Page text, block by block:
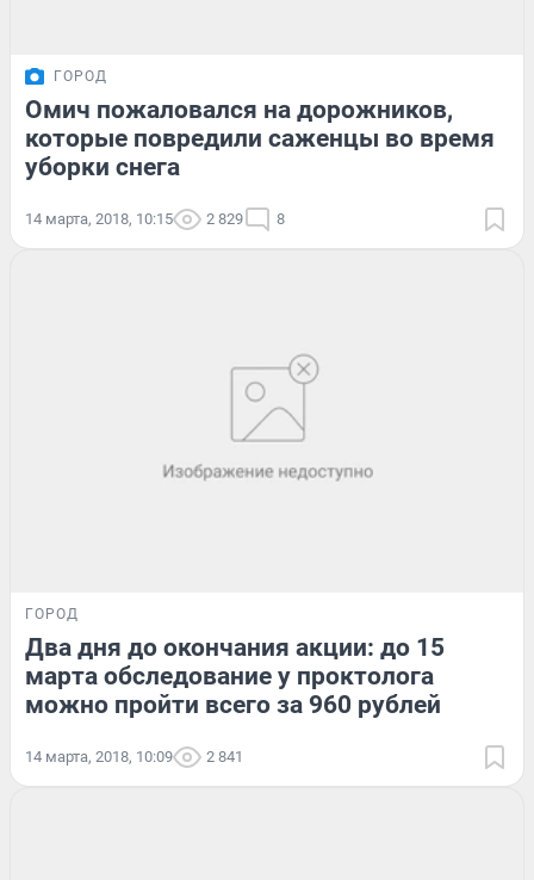
ГОРОД
Омич пожаловался на дорожников,
которые повредили саженцы во время
уборки снега
14 марта, 2018, 10:15 2 829 8
ГОРОД
Два дня до окончания акции: до 15
марта обследование у проктолога
можно пройти всего за 960 рублей
14 марта, 2018, 10:09 2 841